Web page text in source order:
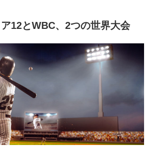
12とWBC、2つの世界大会